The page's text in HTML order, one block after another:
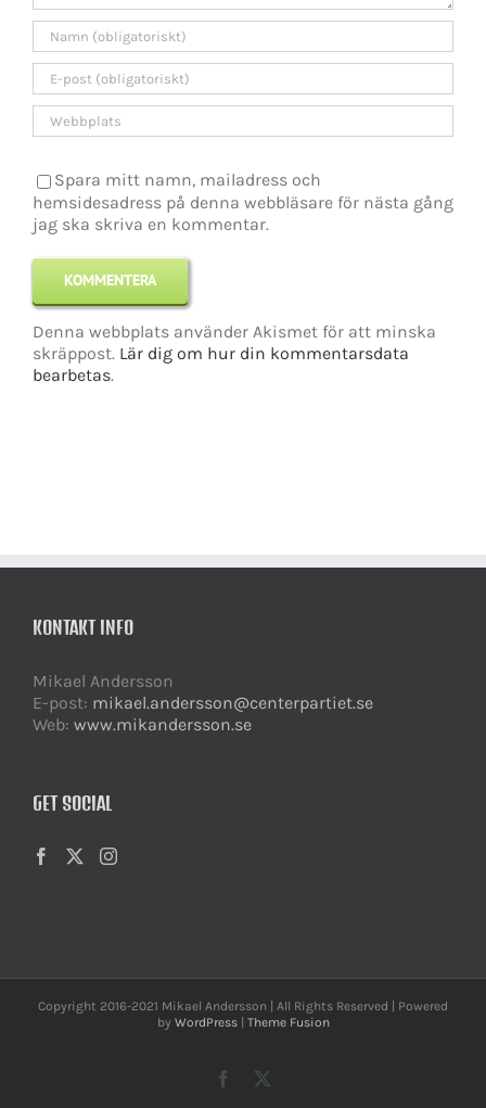
Spara mitt namn, mailadress och
hemsidesadress på denna webbläsare för nästa gång
jag ska skriva en kommentar.
Denna webbplats använder Akismet för att minska
skräppost. Lär dig om hur din kommentarsdata
bearbetas.
KONTAKT INFO
Mikael Andersson
E-post: mikael.andersson@centerpartiet.se
Web: www.mikandersson.se
GET SOCIAL
Copyright 2016-2021 Mikael Andersson | All Rights Reserved | Powered
by WordPress| Theme Fusion
Facebook